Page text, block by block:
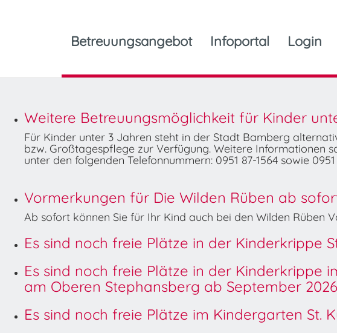
Betreuungsangebot Infoportal Login
Weitere Betreuungsmöglichkeit für Kinder
Für Kinder unter 3 Jahren steht in der Stadt Bamberg
bzw. Großtagespflege zur Verfügung. Weitere Informationen
unter den folgenden Telefonnummern: 0951 87-1564 sowie 0951
Vormerkungen für Die Wilden Rüben ab
Ab sofort können Sie für Ihr Kind auch bei den Wilden Rüben
Es sind noch freie Plätze in der Kinderkrippe
Es sind noch freie Plätze in der Kinderkrippe
am Oberen Stephansberg ab September
Es sind noch freie Plätze im Kindergarten St.